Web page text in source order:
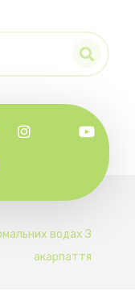
водах З
акарпаття